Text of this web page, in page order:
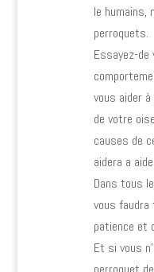
le humains,
perroquets.
Essayez-de
vous aider
de votre
causes de
aidera a
Dans tous
vous faudra
patience et
Et si vous